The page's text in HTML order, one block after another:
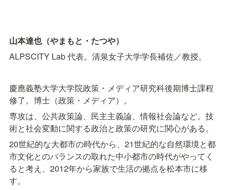
山本達也（やまもと・たつや）
ALPSCITY Lab 代表。清泉女子大学学長補佐／教授。
慶應義塾大学大学院政策・メディア研究科後期博士課程
修了。博士（政策・メディア）。
専攻は、公共政策論、民主主義論、情報社会論など。技
術と社会変動に関する政治と政策の研究に関心がある。
20世紀的な大都市の時代から、21世紀的な自然環境と都
市文化とのバランスの取れた中小都市の時代がやってく
ると考え、2012年から家族で生活の拠点を松本市に移
す。